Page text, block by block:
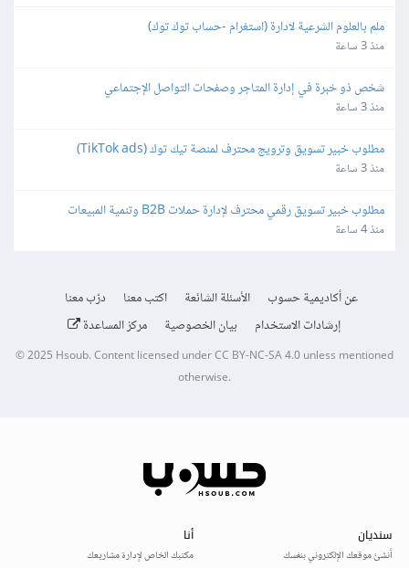
ملم بالعلوم الشرعية لادارة (استغرام -حساب توك توك)
منذ 3 ساعة
شخص ذو خبرة في إدارة المتاجر وصفحات التواصل الإجتماعي
منذ 3 ساعة
مطلوب خبير تسويق وترويج محترف لمنصة تيك توك (TikTok ads)
منذ 3 ساعة
مطلوب خبير تسويق رقمي محترف لإدارة حملات B2B وتنمية المبيعات
منذ 4 ساعة
عن أكاديمية حسوب الأسئلة الشائعة اكتب معنا
درّب معنا
إرشادات الاستخدام
بيان الخصوصية مركز المساعدة
© 2025 Hsoub.Content licensed underCC BY-NC-SA 4.0unless mentioned
otherwise.